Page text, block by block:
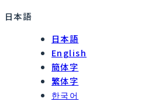
日本語
日本語
English
簡体字
繁体字
한국어